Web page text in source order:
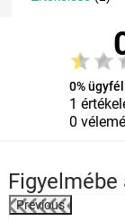
0%
1
0
Previous